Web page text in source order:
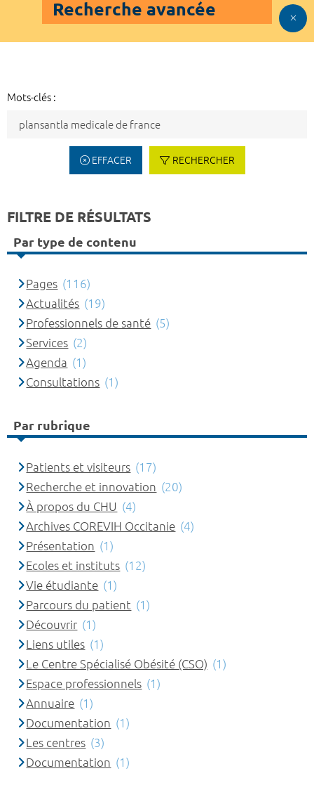
Recherche avancée
Mots-clés :
EFFACER RECHERCHER
FILTRE DE RÉSULTATS
Par type de contenu
Pages (116)
Actualités (19)
Professionnels de santé (5)
Services (2)
Agenda (1)
Consultations (1)
Par rubrique
Patients et visiteurs (17)
Recherche et innovation (20)
À propos du CHU (4)
Archives COREVIH Occitanie (4)
Présentation (1)
Ecoles et instituts (12)
Vie étudiante (1)
Parcours du patient (1)
Découvrir (1)
Liens utiles (1)
Le Centre Spécialisé Obésité (CSO) (1)
Espace professionnels (1)
Annuaire (1)
Documentation (1)
Les centres (3)
Documentation (1)